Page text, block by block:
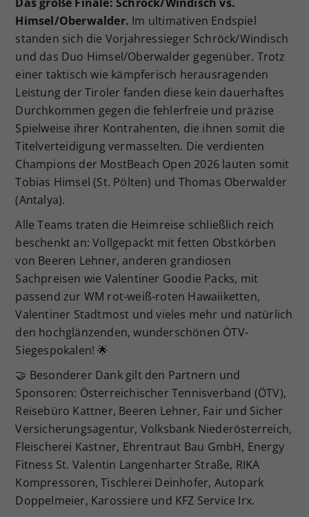
Das große Finale: Schröck/Windisch vs.
Himsel/Oberwalder. Im ultimativen Endspiel
standen sich die Vorjahressieger Schröck/Windisch
und das Duo Himsel/Oberwalder gegenüber. Trotz
einer taktisch wie kämpferisch herausragenden
Leistung der Tiroler fanden diese kein dauerhaftes
Durchkommen gegen die fehlerfreie und präzise
Spielweise ihrer Kontrahenten, die ihnen somit die
Titelverteidigung vermasselten. Die verdienten
Champions der MostBeach Open 2026 lauten somit
Tobias Himsel (St. Pölten) und Thomas Oberwalder
(Antalya).
Alle Teams traten die Heimreise schließlich reich
beschenkt an: Vollgepackt mit fetten Obstkörben
von Beeren Lehner, anderen grandiosen
Sachpreisen wie Valentiner Goodie Packs, mit
passend zur WM rot-weiß-roten Hawaiiketten,
Valentiner Stadtmost und vieles mehr und natürlich
den hochglänzenden, wunderschönen ÖTV-
Siegespokalen! 🌟
🤝 Besonderer Dank gilt den Partnern und
Sponsoren: Österreichischer Tennisverband (ÖTV),
Reisebüro Kattner, Beeren Lehner, Fair und Sicher
Versicherungsagentur, Volksbank Niederösterreich,
Fleischerei Kastner, Ehrentraut Bau GmbH, Energy
Fitness St. Valentin Langenharter Straße, RIKA
Kompressoren, Tischlerei Deinhofer, Autopark
Doppelmeier, Karossiere und KFZ Service Irx.